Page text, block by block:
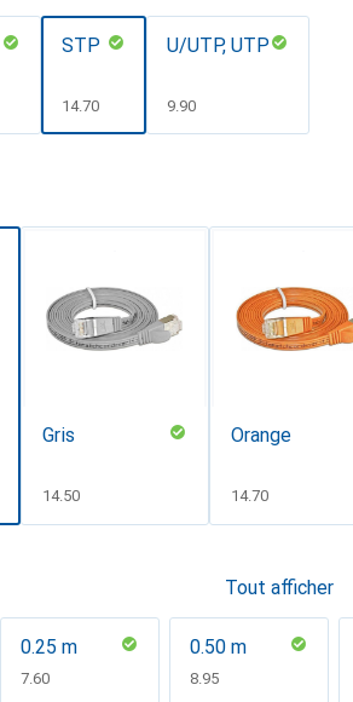
STP
CHF
14.70
U/UTP, UTP
CHF
9.90
Gris
CHF
14.50
Orange
CHF
14.70
Tout afficher
0.25 m
CHF
7.60
0.50 m
CHF
8.95